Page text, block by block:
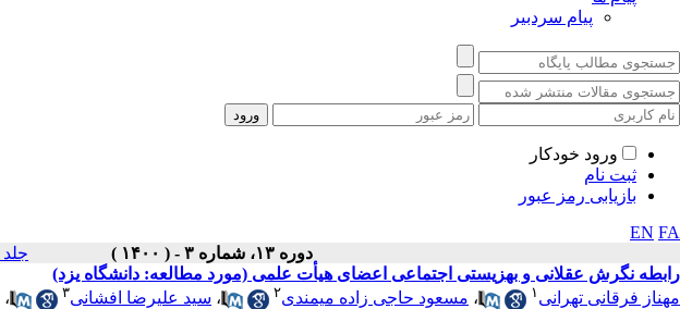
پیام سردبیر
ورود خودکار
ثبت نام
بازیابی رمز عبور
EN FA
دوره ۱۳، شماره ۳ - ( ۱۴۰۰ )
جلد ۱۳ شماره ۳ صفحات ۱۰۰-۸۵
رابطه نگرش عقلانی و بهزیستی اجتماعی اعضای هیأت علمی (مورد مطالعه: دانشگاه یزد)
مهناز فرقانی تهرانی ۱ ، مسعود حاجی زاده میمندی۲ ، سید علیرضا افشانی۳ ،